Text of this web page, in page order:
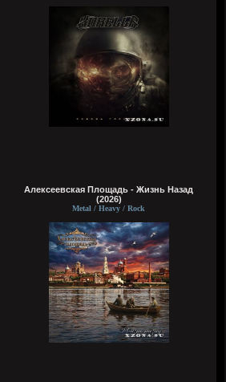
Алексеевская Площадь - Жизнь Назад
(2026)
Metal / Heavy / Rock